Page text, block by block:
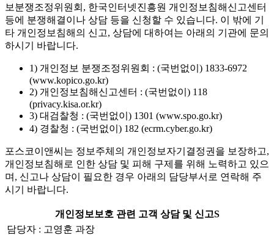
보분쟁조정위원회, 한국인터넷진흥원 개인정보침해신고센터
등에 분쟁해결이나 상담 등을 신청할 수 있습니다. 이 밖에 기
타 개인정보침해의 신고, 상담에 대하여는 아래의 기관에 문의
하시기 바랍니다.
1) 개인정보 분쟁조정위원회 : (국번없이) 1833-6972
(www.kopico.go.kr)
2) 개인정보침해신고센터 : (국번없이) 118
(privacy.kisa.or.kr)
3) 대검찰청 : (국번없이) 1301 (www.spo.go.kr)
4) 경찰청 : (국번없이) 182 (ecrm.cyber.go.kr)
포스코이앤씨는 정보주체의 개인정보자기결정권을 보장하고,
개인정보침해로 인한 상담 및 피해 구제를 위해 노력하고 있으
며, 신고나 상담이 필요한 경우 아래의 담당부서로 연락해 주
시기 바랍니다.
개인정보보호 관련 고객 상담 및 신고S
담당자 : 고영훈 과장